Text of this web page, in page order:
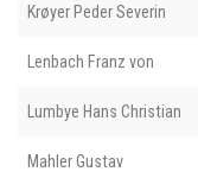
Krøyer Peder Severin
Lenbach Franz von
Lumbye Hans Christian
Mahler Gustav